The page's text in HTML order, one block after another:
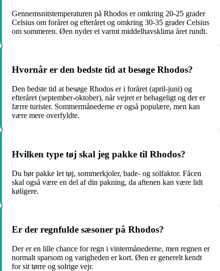
Gennemsnitstemperaturen på Rhodos er omkring 20-25 grader
Celsius om foråret og efteråret og omkring 30-35 grader Celsius
om sommeren. Øen nyder et varmt middelhavsklima året rundt.
Hvornår er den bedste tid at besøge Rhodos?
Den bedste tid at besøge Rhodos er i foråret (april-juni) og
efteråret (september-oktober), når vejret er behageligt og der er
færre turister. Sommermånederne er også populære, men kan
være mere overfyldte.
Hvilken type tøj skal jeg pakke til Rhodos?
Du bør pakke let tøj, sommerkjoler, bade- og solfaktor. Fåcen
skal også være en del af din pakning, da aftenen kan være lidt
køligere.
Er der regnfulde sæsoner på Rhodos?
Der er en lille chance for regn i vintermånederne, men regnen er
normalt sparsom og varigheden er kort. Øen er generelt kendt
for sit tørre og solrige vejr.